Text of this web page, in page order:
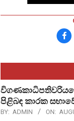
පිළිබඳ කාරක
BY: ADMIN ON: